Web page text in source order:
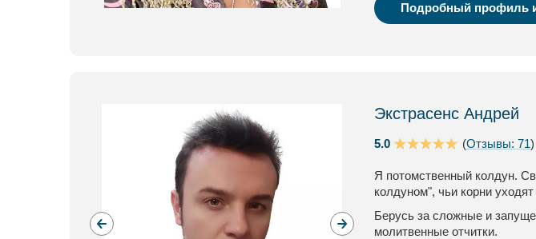
Подробный профиль
Экстрасенс Андрей
5.0 (Отзывы: 71)
Я потомственный колдун.
колдуном", чьи корни
Берусь за сложные и
молитвенные отчитки.